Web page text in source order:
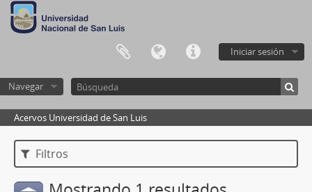
Iniciar sesión
Navegar
Acervos Universidad de San Luis
Filtros